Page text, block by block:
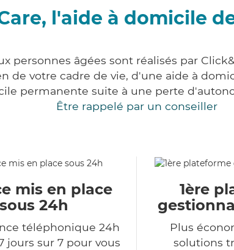
l'aide à domicile
personnes âgées sont réalisés par
de votre cadre de vie, d'une aide à
permanente suite à une perte
Être rappelé par un conseiller
mis en place
sous 24h
téléphonique 24h
jours sur 7 pour vous
1ère
Plus
solutions